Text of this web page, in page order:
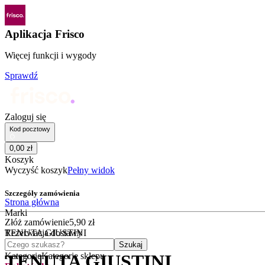
Aplikacja Frisco
Więcej funkcji i wygody
Sprawdź
Zaloguj się
Kod pocztowy
0,00 zł
Koszyk
Wyczyść koszykPełny widok
Szczegóły zamówienia
Złóż zamówienie5,90 zł
Rezerwacja dostawy
Czego szukasz?
Szukaj
KategorieKategorie sklepu
Strona główna
Marki
TENUTA GIUSTINI